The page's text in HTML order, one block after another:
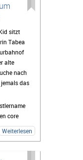
sitzt
Tabea
alte
nach
das
core
mal
Weiterlesen